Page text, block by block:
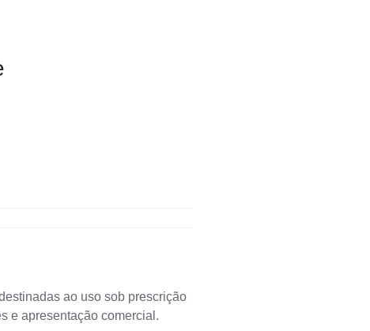
ao uso sob prescrição
e apresentação comercial.